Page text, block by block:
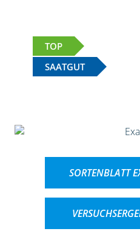
TOP
SAATGUT
SORTENBLATT